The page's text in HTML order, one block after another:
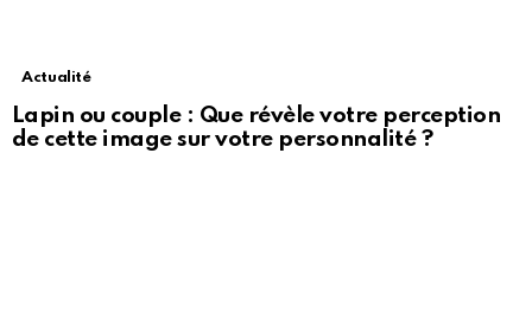
Actualité
Lapin ou couple : Que révèle votre perception
de cette image sur votre personnalité ?